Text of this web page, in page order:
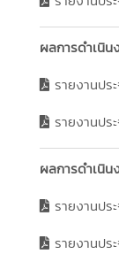
ผลการดำเนิ
รายงานปร
รายงานปร
ผลการดำเนิ
รายงานปร
รายงานปร